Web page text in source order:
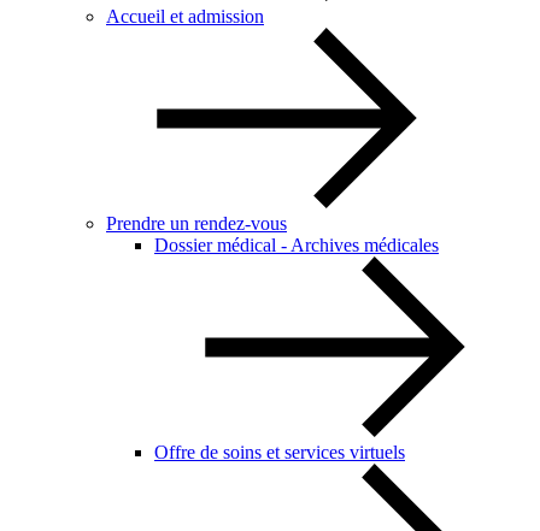
Accueil et admission
Prendre un rendez-vous
Dossier médical - Archives médicales
Offre de soins et services virtuels